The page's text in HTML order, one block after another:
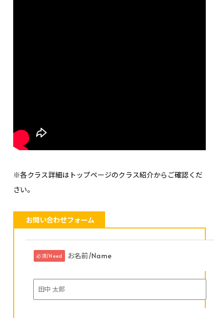
※各クラス詳細はトップページのクラス紹介からご確認くだ
さい。
お問い合わせフォーム
必須/Need お名前/Name